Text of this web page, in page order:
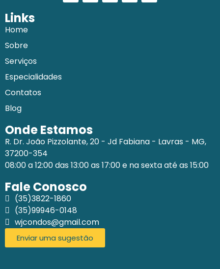
Links
Home
Sobre
Serviços
Especialidades
Contatos
Blog
Onde Estamos
R. Dr. João Pizzolante, 20 - Jd Fabiana - Lavras - MG,
37200-354
08:00 a 12:00 das 13:00 as 17:00 e na sexta até as 15:00
Fale Conosco
(35)3822-1860
(35)99946-0148
wjcondos@gmail.com
Enviar uma sugestão